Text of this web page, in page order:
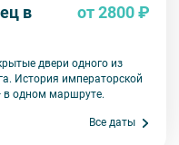
в
от 2800 ₽
двери одного из
История императорской
в одном маршруте.
Все даты